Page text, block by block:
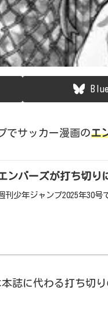
でサッカー漫画のエ
ンバーズが打ち切り
刊少年ジャンプ2025年30
誌に代わる打ち切